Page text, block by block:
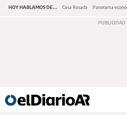
HOY HABLAMOS DE... Casa Rosada Panorama